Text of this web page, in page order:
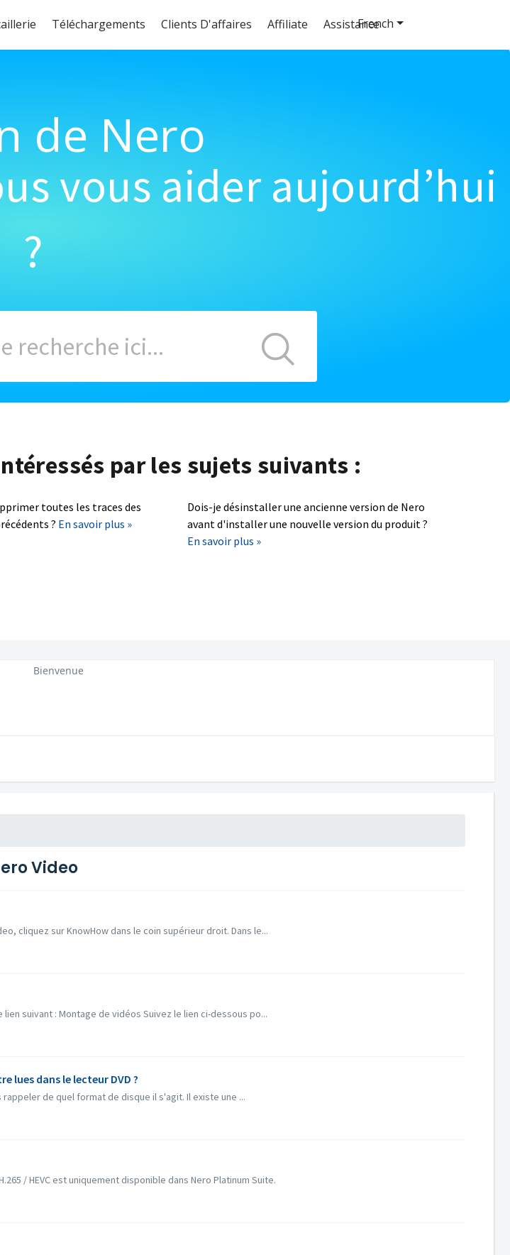
Téléchargements Clients D'affaires Affiliate Assistance
de Nero
vous aider aujourd’hui
?
par les sujets suivants :
toutes les traces des
? En savoir plus »
Dois-je désinstaller une ancienne version de Nero
avant d'installer une nouvelle version du produit ?
En savoir plus »
French
Bienvenue
Video
cliquez sur KnowHow dans le coin supérieur droit. Dans le...
suivant : Montage de vidéos Suivez le lien ci-dessous po...
lues dans le lecteur DVD ?
de quel format de disque il s'agit. Il existe une ...
/ HEVC est uniquement disponible dans Nero Platinum Suite.